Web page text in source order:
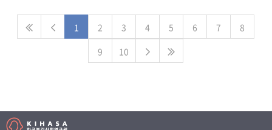
1 2 3 4 5 6 7
8
9
10